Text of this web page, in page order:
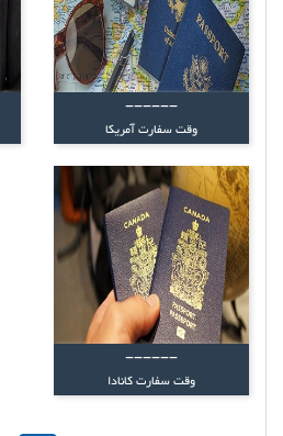
------
وقت سفارت آمریکا
------
وقت سفارت کانادا